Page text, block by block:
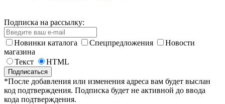
Подписка на рассылку:
Новинки каталога Спецпредложения
Новости
магазина
Текст
HTML
*После добавления или изменения адреса вам будет выслан
код подтверждения. Подписка будет не активной до ввода
кода подтверждения.